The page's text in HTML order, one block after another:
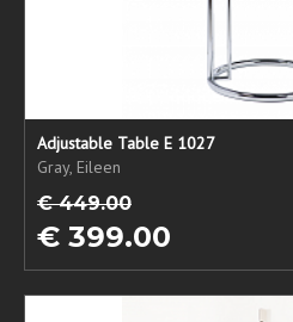
Adjustable Table E 1027
Gray, Eileen
€ 449.00
€ 399.00